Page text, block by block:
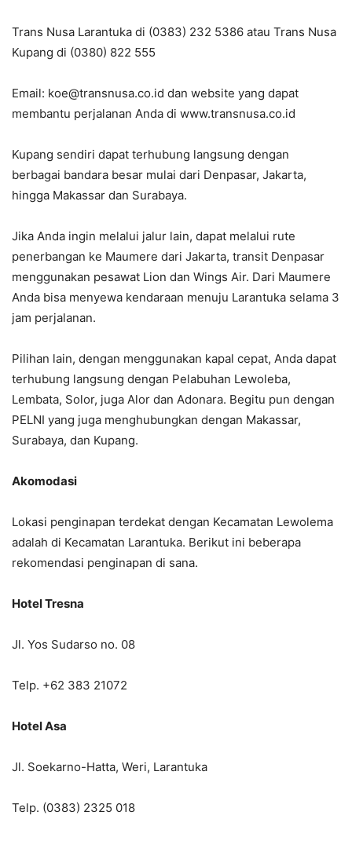
Trans Nusa Larantuka di (0383) 232 5386 atau Trans Nusa
Kupang di (0380) 822 555
Email: koe@transnusa.co.id dan website yang dapat
membantu perjalanan Anda di www.transnusa.co.id
Kupang sendiri dapat terhubung langsung dengan
berbagai bandara besar mulai dari Denpasar, Jakarta,
hingga Makassar dan Surabaya.
Jika Anda ingin melalui jalur lain, dapat melalui rute
penerbangan ke Maumere dari Jakarta, transit Denpasar
menggunakan pesawat Lion dan Wings Air. Dari Maumere
Anda bisa menyewa kendaraan menuju Larantuka selama 3
jam perjalanan.
Pilihan lain, dengan menggunakan kapal cepat, Anda dapat
terhubung langsung dengan Pelabuhan Lewoleba,
Lembata, Solor, juga Alor dan Adonara. Begitu pun dengan
PELNI yang juga menghubungkan dengan Makassar,
Surabaya, dan Kupang.
Akomodasi
Lokasi penginapan terdekat dengan Kecamatan Lewolema
adalah di Kecamatan Larantuka. Berikut ini beberapa
rekomendasi penginapan di sana.
Hotel Tresna
Jl. Yos Sudarso no. 08
Telp. +62 383 21072
Hotel Asa
Jl. Soekarno-Hatta, Weri, Larantuka
Telp. (0383) 2325 018